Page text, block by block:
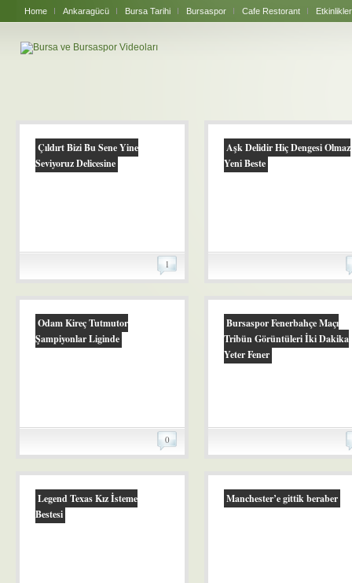
Home Ankaragücü Bursa Tarihi Bursaspor Cafe Restorant Etkinlikler
Çıldırt Bizi Bu Sene Yine
Seviyoruz Delicesine
1
Aşk Delidir Hiç Dengesi Olmaz
Yeni Beste
Odam Kireç Tutmutor
Şampiyonlar Liginde
0
Bursaspor Fenerbahçe Maçı
Tribün Görüntüleri İki Dakika
Yeter Fener
Legend Texas Kız İsteme
Bestesi
Manchester’e gittik beraber